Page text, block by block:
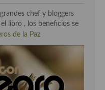
chef y bloggers
el libro , los beneficios se
de la Paz